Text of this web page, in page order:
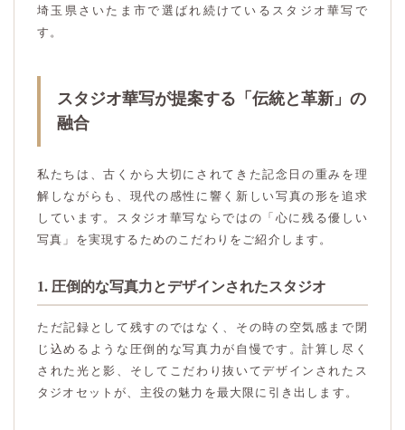
埼玉県さいたま市で選ばれ続けているスタジオ華写で
す。
スタジオ華写が提案する「伝統と革新」の
融合
私たちは、古くから大切にされてきた記念日の重みを理
解しながらも、現代の感性に響く新しい写真の形を追求
しています。スタジオ華写ならではの「心に残る優しい
写真」を実現するためのこだわりをご紹介します。
1. 圧倒的な写真力とデザインされたスタジオ
ただ記録として残すのではなく、その時の空気感まで閉
じ込めるような圧倒的な写真力が自慢です。計算し尽く
された光と影、そしてこだわり抜いてデザインされたス
タジオセットが、主役の魅力を最大限に引き出します。